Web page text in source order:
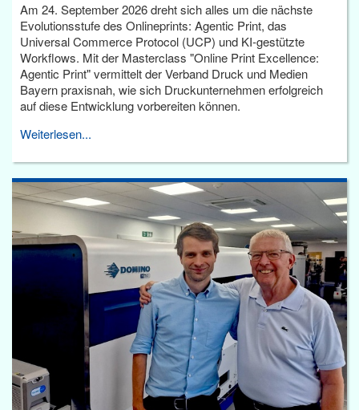
Am 24. September 2026 dreht sich alles um die nächste
Evolutionsstufe des Onlineprints: Agentic Print, das
Universal Commerce Protocol (UCP) und KI-gestützte
Workflows. Mit der Masterclass "Online Print Excellence:
Agentic Print" vermittelt der Verband Druck und Medien
Bayern praxisnah, wie sich Druckunternehmen erfolgreich
auf diese Entwicklung vorbereiten können.
Weiterlesen...